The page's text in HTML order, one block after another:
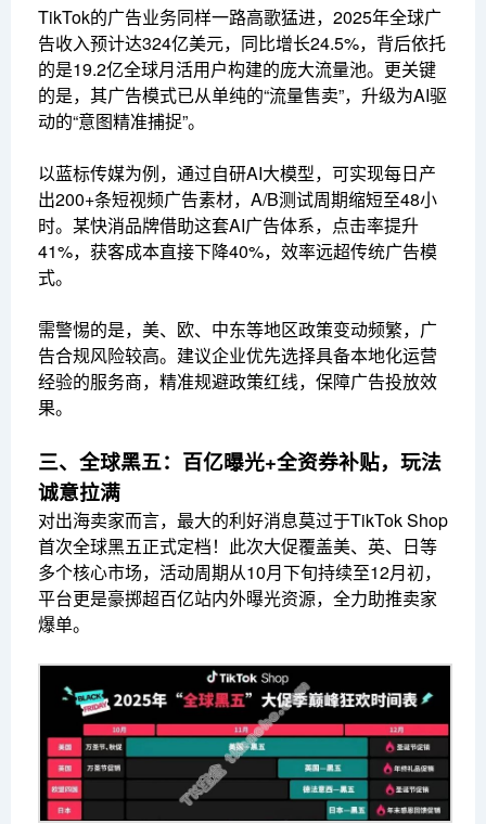
TikTok的广告业务同样一路高歌猛进，2025年全球广
告收入预计达324亿美元，同比增长24.5%，背后依托
的是19.2亿全球月活用户构建的庞大流量池。更关键
的是，其广告模式已从单纯的“流量售卖”，升级为AI驱
动的“意图精准捕捉”。
以蓝标传媒为例，通过自研AI大模型，可实现每日产
出200+条短视频广告素材，A/B测试周期缩短至48小
时。某快消品牌借助这套AI广告体系，点击率提升
41%，获客成本直接下降40%，效率远超传统广告模
式。
需警惕的是，美、欧、中东等地区政策变动频繁，广
告合规风险较高。建议企业优先选择具备本地化运营
经验的服务商，精准规避政策红线，保障广告投放效
果。
三、全球黑五：百亿曝光+全资券补贴，玩法
诚意拉满
对出海卖家而言，最大的利好消息莫过于TikTok Shop
首次全球黑五正式定档！此次大促覆盖美、英、日等
多个核心市场，活动周期从10月下旬持续至12月初，
平台更是豪掷超百亿站内外曝光资源，全力助推卖家
爆单。